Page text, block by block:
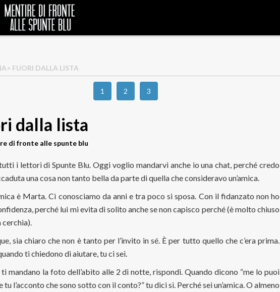
> FUORI DALLA LISTA
1 2 3
dalla lista
di fronte alle spunte blu
i lettori di Spunte Blu. Oggi voglio mandarvi anche io una chat, perché credo
una cosa non tanto bella da parte di quella che consideravo un’amica.
è Marta. Ci conosciamo da anni e tra poco si sposa. Con il fidanzato non ho
perché lui mi evita di solito anche se non capisco perché (è molto chiuso
cerchia).
sia chiaro che non è tanto per l’invito in sé. È per tutto quello che c’era prima.
ti chiedono di aiutare, tu ci sei.
mandano la foto dell’abito alle 2 di notte, rispondi. Quando dicono “me lo puoi
tu l’acconto che sono sotto con il conto?” tu dici sì. Perché sei un’amica. O almeno